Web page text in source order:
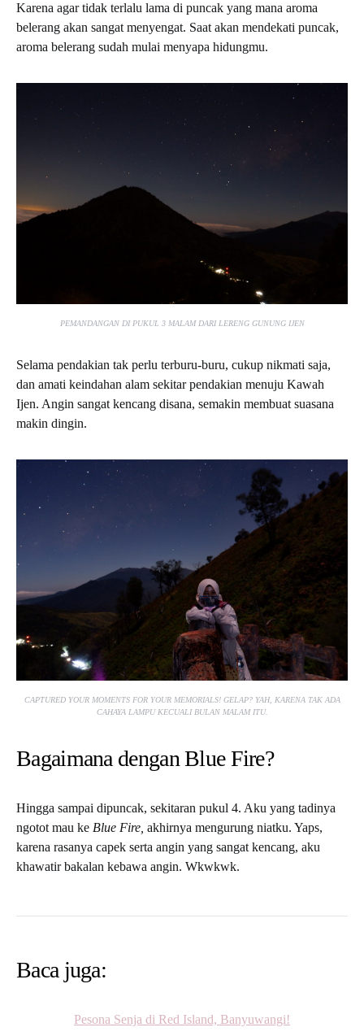
Karena agar tidak terlalu lama di puncak yang mana aroma
belerang akan sangat menyengat. Saat akan mendekati puncak,
aroma belerang sudah mulai menyapa hidungmu.
PEMANDANGAN DI PUKUL 3 MALAM DARI LERENG GUNUNG IJEN
Selama pendakian tak perlu terburu-buru, cukup nikmati saja,
dan amati keindahan alam sekitar pendakian menuju Kawah
Ijen. Angin sangat kencang disana, semakin membuat suasana
makin dingin.
CAPTURED YOUR MOMENTS FOR YOUR MEMORIALS! GELAP? YAH, KARENA TAK ADA
CAHAYA LAMPU KECUALI BULAN MALAM ITU.
Bagaimana dengan Blue Fire?
Hingga sampai dipuncak, sekitaran pukul 4. Aku yang tadinya
ngotot mau ke Blue Fire, akhirnya mengurung niatku. Yaps,
karena rasanya capek serta angin yang sangat kencang, aku
khawatir bakalan kebawa angin. Wkwkwk.
Baca juga:
Pesona Senja di Red Island, Banyuwangi!